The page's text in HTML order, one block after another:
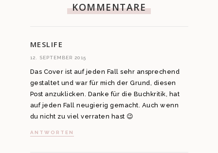
KOMMENTARE
MESLIFE
12. SEPTEMBER 2015
Das Cover ist auf jeden Fall sehr ansprechend
gestaltet und war für mich der Grund, diesen
Post anzuklicken. Danke für die Buchkritik, hat
auf jeden Fall neugierig gemacht. Auch wenn
du nicht zu viel verraten hast 😉
ANTWORTEN